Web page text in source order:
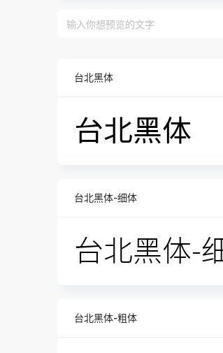
台北黑体
台北黑体-细体
台北黑体-粗体